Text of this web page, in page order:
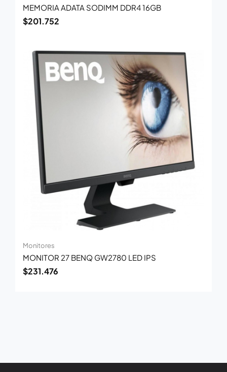
MEMORIA ADATA SODIMM DDR4 16GB
$201.752
Monitores
MONITOR 27 BENQ GW2780 LED IPS
$231.476